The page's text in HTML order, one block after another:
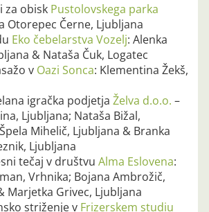
za obisk Pustolovskega parka
Otorepec Černe, Ljubljana
Eko čebelarstva Vozelj: Alenka
& Nataša Čuk, Logatec
v Oazi Sonca: Klementina Žekš,
igračka podjetja Želva d.o.o. –
Ljubljana; Nataša Bižal,
Mihelič, Ljubljana & Branka
Ljubljana
tečaj v društvu Alma Eslovena:
Vrhnika; Bojana Ambrožič,
Marjetka Grivec, Ljubljana
striženje v Frizerskem studiu